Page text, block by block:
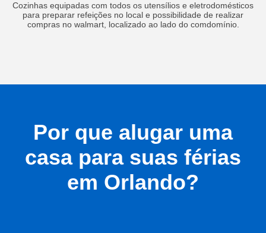
Cozinhas equipadas com todos os utensílios e eletrodomésticos
para preparar refeições no local e possibilidade de realizar
compras no walmart, localizado ao lado do comdomínio.
Por que alugar uma
casa para suas férias
em Orlando?